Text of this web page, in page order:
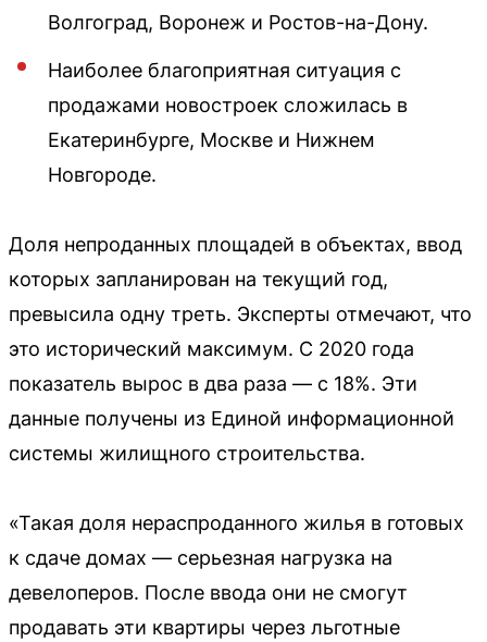
Волгоград, Воронеж и Ростов-на-Дону.
Наиболее благоприятная ситуация с
продажами новостроек сложилась в
Екатеринбурге, Москве и Нижнем
Новгороде.
Доля непроданных площадей в объектах, ввод
которых запланирован на текущий год,
превысила одну треть. Эксперты отмечают, что
это исторический максимум. С 2020 года
показатель вырос в два раза — с 18%. Эти
данные получены из Единой информационной
системы жилищного строительства.
«Такая доля нераспроданного жилья в готовых
к сдаче домах — серьезная нагрузка на
девелоперов. После ввода они не смогут
продавать эти квартиры через льготные